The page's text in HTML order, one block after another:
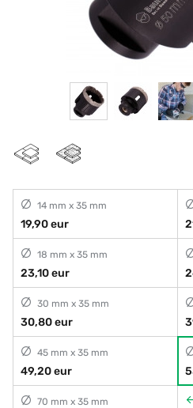
14 mm x 35 mm
19,90 eur
18 mm x 35 mm
23,10 eur
30 mm x 35 mm
30,80 eur
45 mm x 35 mm
49,20 eur
70 mm x 35 mm